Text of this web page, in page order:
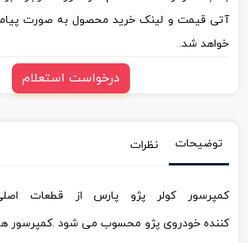
آتی قیمت و لینک خرید محصول به صورت
خواهد شد.
درخواست استعلام
توضیحات نظرات
کمپرسور کولر پژو پارس از قطعات
کننده خودروی پژو محسوب می شود .کمپرسور ها